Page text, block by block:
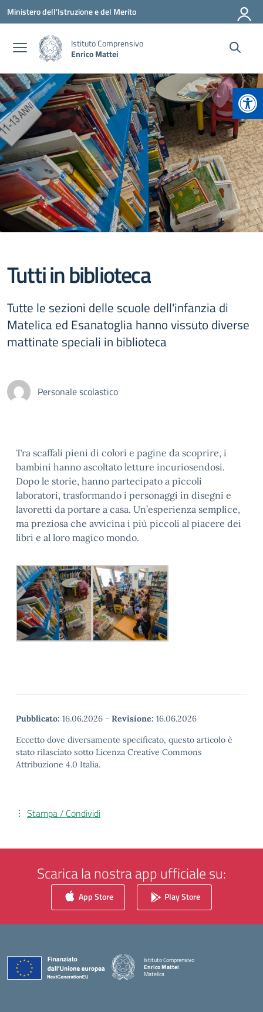
Vai ai contenuti
Vai al menu di navigazione
Vai al footer
Ministero dell'Istruzione e del Merito
Istituto Comprensivo
Enrico Mattei
Tutti in biblioteca
Tutte le sezioni delle scuole dell'infanzia di
Matelica ed Esanatoglia hanno vissuto diverse
mattinate speciali in biblioteca
Personale scolastico
Tra scaffali pieni di colori e pagine da scoprire, i
bambini hanno ascoltato letture incuriosendosi.
Dopo le storie, hanno partecipato a piccoli
laboratori, trasformando i personaggi in disegni e
lavoretti da portare a casa. Un’esperienza semplice,
ma preziosa che avvicina i più piccoli al piacere dei
libri e al loro magico mondo.
Pubblicato: 16.06.2026 - Revisione: 16.06.2026
Eccetto dove diversamente specificato, questo articolo è
stato rilasciato sotto Licenza Creative Commons
Attribuzione 4.0 Italia.
Stampa / Condividi
Scarica la nostra app ufficiale su:
App Store Play Store
Istituto Comprensivo
Enrico Mattei
Matelica